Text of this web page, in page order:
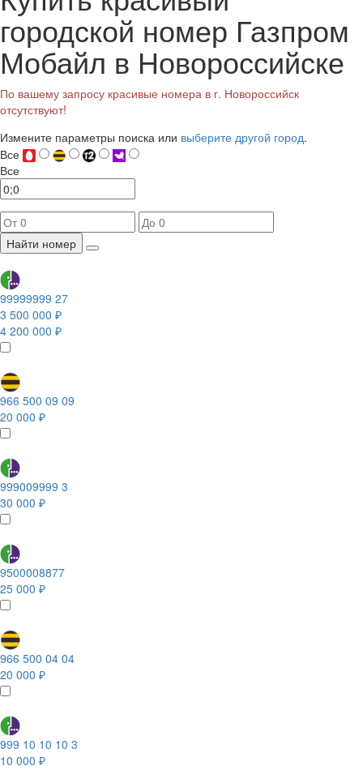
городской номер Газпром
Мобайл в Новороссийске
По вашему запросу красивые номера в г. Новороссийск
отсутствуют!
Измените параметры поиска или выберите другой город.
Все
Все
Найти номер
99999999 27
3 500 000 ₽
4 200 000 ₽
966 500 09 09
20 000 ₽
999009999 3
30 000 ₽
9500008877
25 000 ₽
966 500 04 04
20 000 ₽
999 10 10 10 3
10 000 ₽